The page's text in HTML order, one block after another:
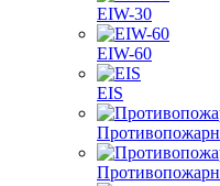
EIW-30
EIW-60
EIS